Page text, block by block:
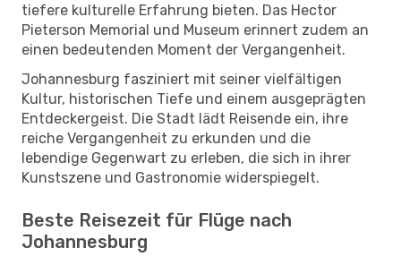
tiefere kulturelle Erfahrung bieten. Das Hector
Pieterson Memorial und Museum erinnert zudem an
einen bedeutenden Moment der Vergangenheit.
Johannesburg fasziniert mit seiner vielfältigen
Kultur, historischen Tiefe und einem ausgeprägten
Entdeckergeist. Die Stadt lädt Reisende ein, ihre
reiche Vergangenheit zu erkunden und die
lebendige Gegenwart zu erleben, die sich in ihrer
Kunstszene und Gastronomie widerspiegelt.
Beste Reisezeit für Flüge nach
Johannesburg